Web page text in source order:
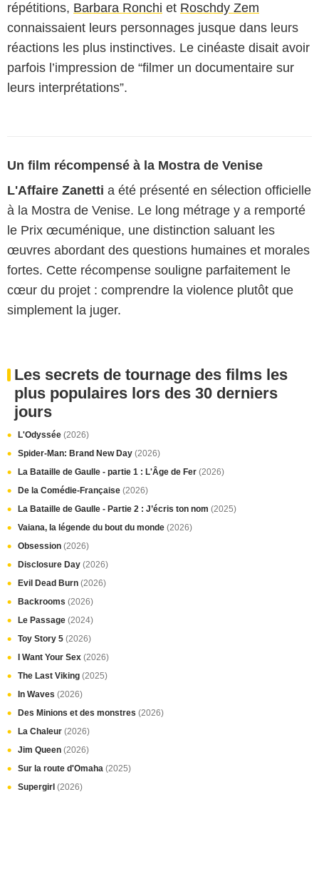
répétitions, Barbara Ronchi et Roschdy Zem
connaissaient leurs personnages jusque dans leurs
réactions les plus instinctives. Le cinéaste disait avoir
parfois l’impression de “filmer un documentaire sur
leurs interprétations”.
Un film récompensé à la Mostra de Venise
L'Affaire Zanetti a été présenté en sélection officielle
à la Mostra de Venise. Le long métrage y a remporté
le Prix œcuménique, une distinction saluant les
œuvres abordant des questions humaines et morales
fortes. Cette récompense souligne parfaitement le
cœur du projet : comprendre la violence plutôt que
simplement la juger.
Les secrets de tournage des films les
plus populaires lors des 30 derniers
jours
L'Odyssée (2026)
Spider-Man: Brand New Day (2026)
La Bataille de Gaulle - partie 1 : L'Âge de Fer (2026)
De la Comédie-Française (2026)
La Bataille de Gaulle - Partie 2 : J’écris ton nom (2025)
Vaiana, la légende du bout du monde (2026)
Obsession (2026)
Disclosure Day (2026)
Evil Dead Burn (2026)
Backrooms (2026)
Le Passage (2024)
Toy Story 5 (2026)
I Want Your Sex (2026)
The Last Viking (2025)
In Waves (2026)
Des Minions et des monstres (2026)
La Chaleur (2026)
Jim Queen (2026)
Sur la route d'Omaha (2025)
Supergirl (2026)